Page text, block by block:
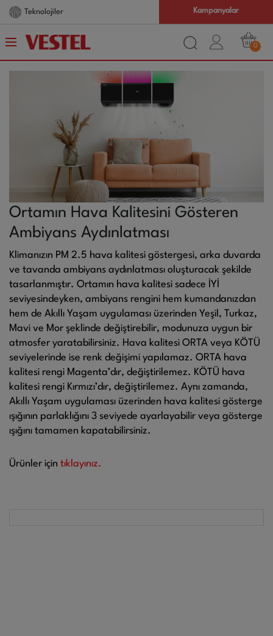
Teknolojiler Kampanyalar
0
Ortamın Hava Kalitesini Gösteren
Ambiyans Aydınlatması
Klimanızın PM 2.5 hava kalitesi göstergesi, arka duvarda
ve tavanda ambiyans aydınlatması oluşturacak şekilde
tasarlanmıştır. Ortamın hava kalitesi sadece İYİ
seviyesindeyken, ambiyans rengini hem kumandanızdan
hem de Akıllı Yaşam uygulaması üzerinden Yeşil, Turkaz,
Mavi ve Mor şeklinde değiştirebilir, modunuza uygun bir
atmosfer yaratabilirsiniz. Hava kalitesi ORTA veya KÖTÜ
seviyelerinde ise renk değişimi yapılamaz. ORTA hava
kalitesi rengi Magenta’dır, değiştirilemez. KÖTÜ hava
kalitesi rengi Kırmızı’dır, değiştirilemez. Aynı zamanda,
Akıllı Yaşam uygulaması üzerinden hava kalitesi gösterge
ışığının parlaklığını 3 seviyede ayarlayabilir veya gösterge
ışığını tamamen kapatabilirsiniz.
Ürünler için tıklayınız.